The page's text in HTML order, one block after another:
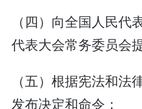
（四）向全国人民代
代表大会常务委员会
（五）根据宪法和法
发布决定和命令；